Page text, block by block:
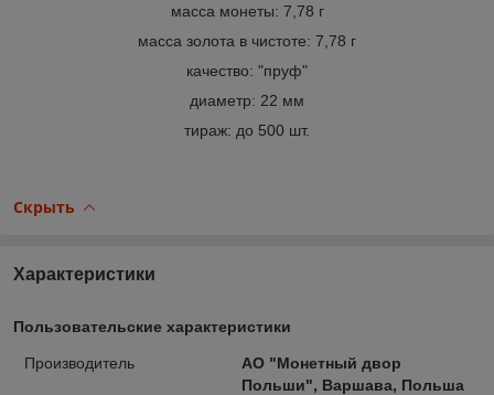
масса монеты: 7,78 г
масса золота в чистоте: 7,78 г
качество: "пруф"
диаметр: 22 мм
тираж: до 500 шт.
Скрыть
Характеристики
Пользовательские характеристики
Производитель
АО "Монетный двор
Польши", Варшава, Польша